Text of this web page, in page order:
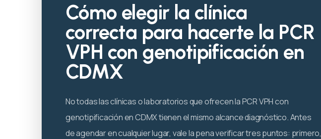
Cómo elegir la clínica
correcta para hacerte la PCR
VPH con genotipificación en
CDMX
No todas las clínicas o laboratorios que ofrecen la PCR VPH con
genotipificación en CDMX tienen el mismo alcance diagnóstico. Antes
de agendar en cualquier lugar, vale la pena verificar tres puntos: primero,